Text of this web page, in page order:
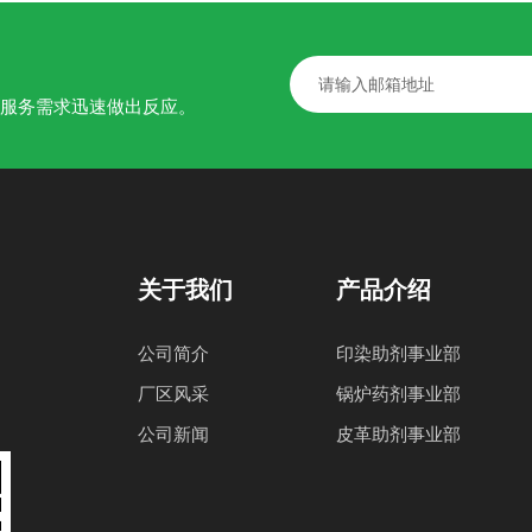
务需求迅速做出反应。
关于我们
公司简介
厂区风采
公司新闻
产品介绍
印染助剂事业部
锅炉药剂事业部
皮革助剂事业部